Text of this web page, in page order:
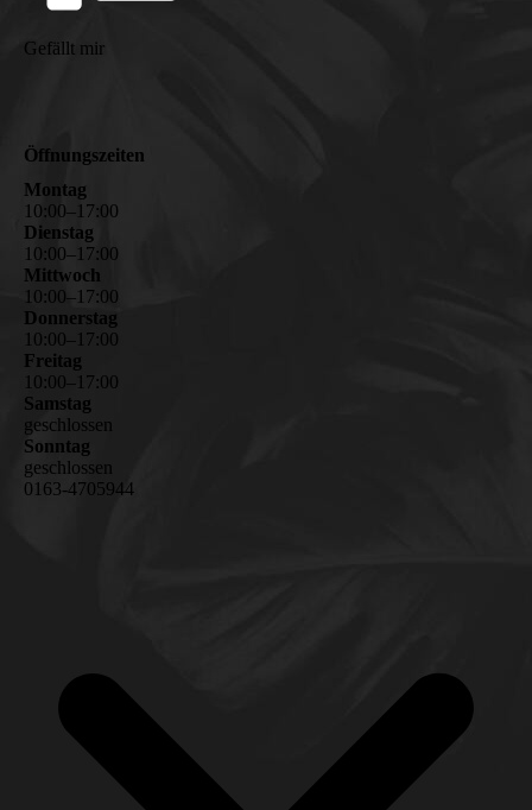
Gefällt mir
Öffnungszeiten
Montag
10:00– 17:00
Dienstag
10:00– 17:00
Mittwoch
10:00–17:00
Donnerstag
10:00– 17:00
Freitag
10:00– 17:00
Samstag
geschlossen
Sonntag
geschlossen
0163-4705944